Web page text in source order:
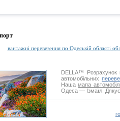
вантажні перевезення по Одеській області
DELLA™
Розрахунок
автомобільних
Нашамапа
Одеса — Ізмаїл.